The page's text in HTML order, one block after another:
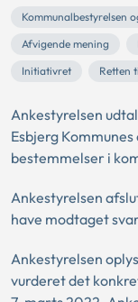
Kommunalbestyrelsen
Afvigende mening
Initiativret
Retten
Ankestyrelsen
Esbjerg
bestemmelser i
Ankestyrelsen
have modtaget
Ankestyrelsen
vurderet det